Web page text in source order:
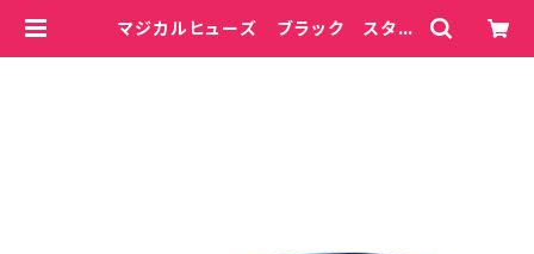
マジカルヒューズ ブラック スター